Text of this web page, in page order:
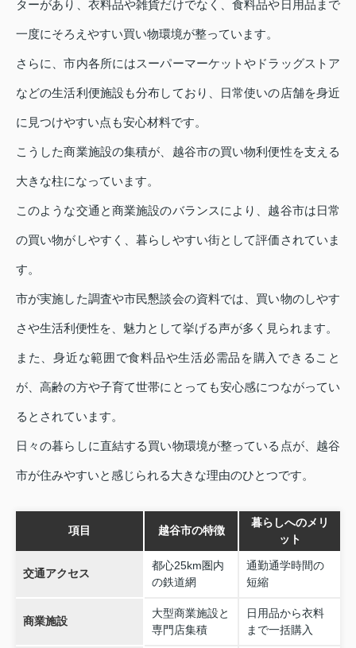
ターがあり、衣料品や雑貨だけでなく、食料品や日用品まで
一度にそろえやすい買い物環境が整っています。
さらに、市内各所にはスーパーマーケットやドラッグストア
などの生活利便施設も分布しており、日常使いの店舗を身近
に見つけやすい点も安心材料です。
こうした商業施設の集積が、越谷市の買い物利便性を支える
大きな柱になっています。
このような交通と商業施設のバランスにより、越谷市は日常
の買い物がしやすく、暮らしやすい街として評価されていま
す。
市が実施した調査や市民懇談会の資料では、買い物のしやす
さや生活利便性を、魅力として挙げる声が多く見られます。
また、身近な範囲で食料品や生活必需品を購入できること
が、高齢の方や子育て世帯にとっても安心感につながってい
るとされています。
日々の暮らしに直結する買い物環境が整っている点が、越谷
市が住みやすいと感じられる大きな理由のひとつです。
項目 越谷市の特徴
暮らしへのメリ
ット
交通アクセス
都心25km圏内
の鉄道網
通勤通学時間の
短縮
商業施設
大型商業施設と
専門店集積
日用品から衣料
まで一括購入